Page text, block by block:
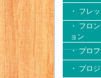
・ フレ
・ フロ
ョン
・ プロ
・ プロ